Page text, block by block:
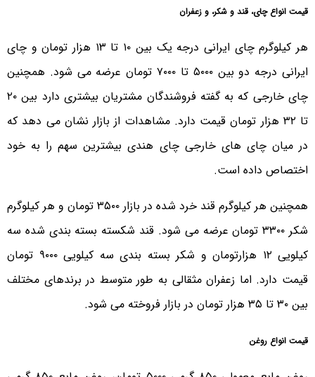
قیمت انواع چای، قند و شکر، و زعفران
هر کیلوگرم چای ایرانی درجه یک بین ۱۰ تا ۱۳ هزار تومان و چای
ایرانی درجه دو بین ۵۰۰۰ تا ۷۰۰۰ تومان عرضه می شود. همچنین
چای خارجی که به گفته فروشندگان مشتریان بیشتری دارد بین ۲۰
تا ۳۲ هزار تومان قیمت دارد. مشاهدات از بازار نشان می دهد که
در میان چای های خارجی چای هندی بیشترین سهم را به خود
اختصاص داده است.
همچنین هر کیلوگرم قند خرد شده در بازار ۳۵۰۰ تومان و هر کیلوگرم
شکر ۳۳۰۰ تومان عرضه می شود. قند شکسته بسته بندی شده سه
کیلویی ۱۲ هزارتومان و شکر بسته بندی سه کیلویی ۹۰۰۰ تومان
قیمت دارد. اما زعفران مثقالی به طور متوسط در برندهای مختلف
بین ۳۰ تا ۳۵ هزار تومان در بازار فروخته می شود.
قیمت انواع روغن